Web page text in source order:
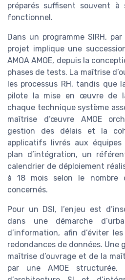
préparés suffisent souvent à
fonctionnel.
Dans un programme SIRH,
projet implique une
AMOA AMOE, depuis la
phases de tests. La maîtrise
les processus RH, tandis que
pilote la mise en œuvre de
chaque technique système
maîtrise d’œuvre AMOE
gestion des délais et la
applicatifs livrés aux
plan d’intégration, un
calendrier de déploiement
à 18 mois selon le nombre
concernés.
Pour un DSI, l’enjeu est
dans une démarche
d’information, afin d’éviter
redondances de données. Une
maîtrise d’ouvrage et de la
par une AMOE